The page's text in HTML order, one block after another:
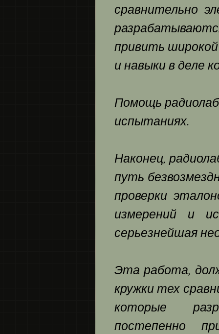
сравнительно
привить
и навыки в деле
Помощь
испытаниях.
Наконец,
путь
проверки
измерений и
серьезнейшая
Эта работа,
кружки тех
которые
постепенно